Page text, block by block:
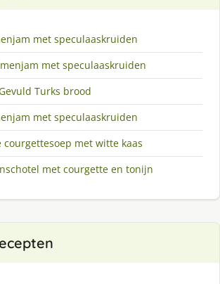
met speculaaskruiden
met speculaaskruiden
Gevuld Turks brood
met speculaaskruiden
courgettesoep met witte kaas
met courgette en tonijn